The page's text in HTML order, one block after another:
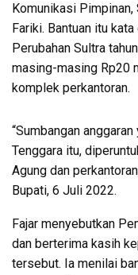
Komunikasi Pimpinan,
Fariki. Bantuan itu
Perubahan Sultra
masing-masing Rp20
komplek perkantoran.
“Sumbangan
Tenggara itu,
Agung dan
Bupati, 6 Juli 2022.
Fajar menyebutkan
dan berterima kasih
tersebut. Ia menilai